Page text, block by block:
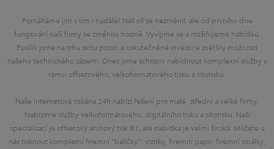
Pomáháme jim s tím i nadále! Náš cíl se nezměnil, ale od prvního dne
fungování naší firmy se změnilo hodně. Vyvíjíme se a rozšiřujeme nabídku.
Posílili jsme na trhu svou pozici a uskutečněné investice zvětšily možnosti
našeho technického zázemí. Dnes jsme schopni nabídnout komplexní služby v
rámci offsetového, velkoformátového tisku a sítotisku.
Naše internetová tiskána 24h nabízí řešení pro malé, střední a velké firmy.
Nabízíme služby velkoformátového, digitálního tisku a sítotisku. Naší
specializací je offsetový archový tisk B1, ale nabídka je velmi široká. Můžete u
nás tisknout kompletní firemní "balíčky": vizitky, firemní papír, firemní obálky,